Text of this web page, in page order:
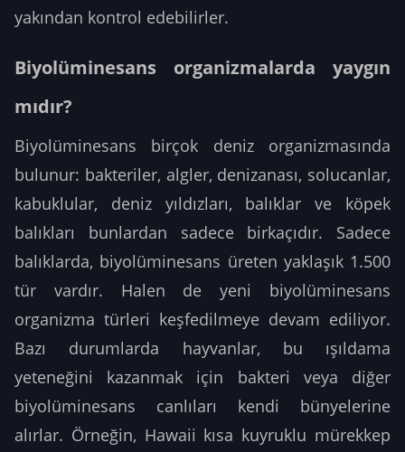
yakından kontrol edebilirler.
Biyolüminesans organizmalarda yaygın
mıdır?
Biyolüminesans birçok deniz organizmasında
bulunur: bakteriler, algler, denizanası, solucanlar,
kabuklular, deniz yıldızları, balıklar ve köpek
balıkları bunlardan sadece birkaçıdır. Sadece
balıklarda, biyolüminesans üreten yaklaşık 1.500
tür vardır. Halen de yeni biyolüminesans
organizma türleri keşfedilmeye devam ediliyor.
Bazı durumlarda hayvanlar, bu ışıldama
yeteneğini kazanmak için bakteri veya diğer
biyolüminesans canlıları kendi bünyelerine
alırlar. Örneğin, Hawaii kısa kuyruklu mürekkep